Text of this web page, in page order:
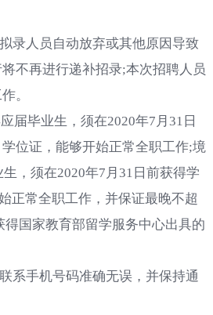
人员自动放弃或其他原因导致
不再进行递补招录;本次招聘人员
。
毕业生，须在2020年7月31日
位证，能够开始正常全职工作;境
，须在2020年7月31日前获得学
正常全职工作，并保证最晚不超
得国家教育部留学服务中心出具的
手机号码准确无误，并保持通